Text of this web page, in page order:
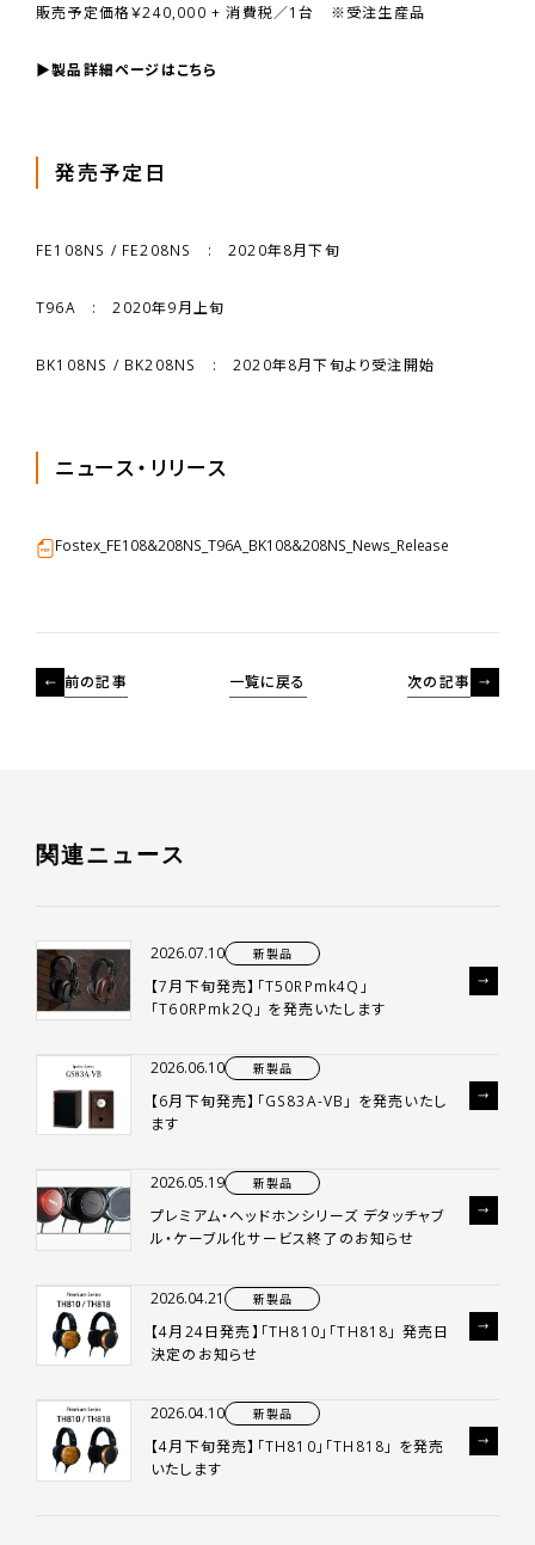
販売予定価格￥240,000 + 消費税／1台 ※受注生産品
▶製品詳細ページはこちら
発売予定日
FE108NS / FE208NS : 2020年8月下旬
T96A : 2020年9月上旬
BK108NS / BK208NS : 2020年8月下旬より受注開始
ニュース・リリース
Fostex_FE108&208NS_T96A_BK108&208NS_News_Release
前の記事 一覧に戻る 次の記事
関連ニュース
2026.07.10 新製品
【7月下旬発売】「T50RPmk4Q」
「T60RPmk2Q」 を発売いたします
2026.06.10 新製品
【6月下旬発売】「GS83A-VB」 を発売いたし
ます
2026.05.19 新製品
プレミアム・ヘッドホンシリーズ デタッチャブ
ル・ケーブル化サービス終了のお知らせ
2026.04.21 新製品
【4月24日発売】「TH810」「TH818」 発売日
決定のお知らせ
2026.04.10 新製品
【4月下旬発売】「TH810」「TH818」 を発売
いたします